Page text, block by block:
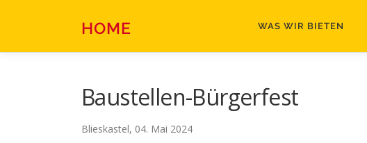
HOME WAS WIR BIETEN
Baustellen-Bürgerfest
Blieskastel, 04. Mai 2024